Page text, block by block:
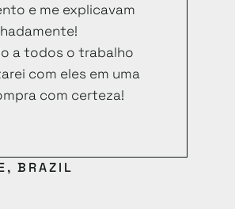
e me explicavam
a todos o trabalho
com eles em uma
com certeza!
BRAZIL